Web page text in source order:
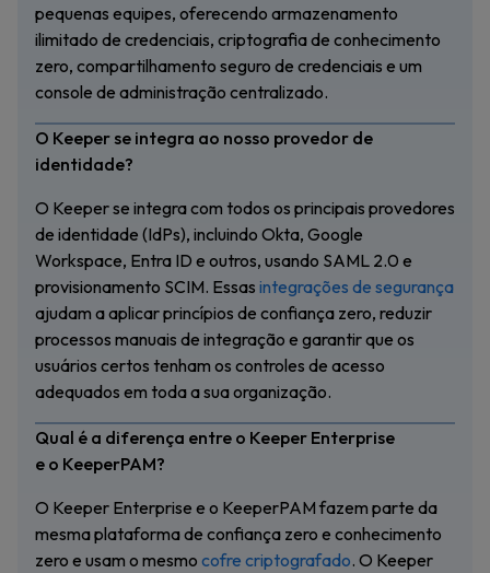
pequenas equipes, oferecendo armazenamento
ilimitado de credenciais, criptografia de conhecimento
zero, compartilhamento seguro de credenciais e um
console de administração centralizado.
O Keeper se integra ao nosso provedor de
identidade?
O Keeper se integra com todos os principais provedores
de identidade (IdPs), incluindo Okta, Google
Workspace, Entra ID e outros, usando SAML 2.0 e
provisionamento SCIM. Essas integrações de segurança
ajudam a aplicar princípios de confiança zero, reduzir
processos manuais de integração e garantir que os
usuários certos tenham os controles de acesso
adequados em toda a sua organização.
Qual é a diferença entre o Keeper Enterprise
e o KeeperPAM?
O Keeper Enterprise e o KeeperPAM fazem parte da
mesma plataforma de confiança zero e conhecimento
zero e usam o mesmo cofre criptografado. O Keeper